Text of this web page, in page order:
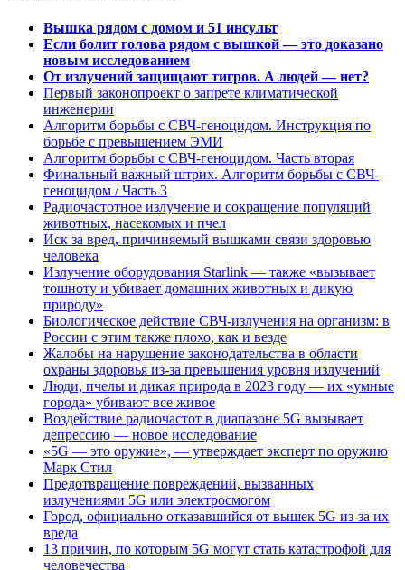
Вышка рядом с домом и 51 инсульт
Если болит голова рядом с вышкой — это доказано
новым исследованием
От излучений защищают тигров. А людей — нет?
Первый законопроект о запрете климатической
инженерии
Алгоритм борьбы с СВЧ-геноцидом. Инструкция по
борьбе с превышением ЭМИ
Алгоритм борьбы с СВЧ-геноцидом. Часть вторая
Финальный важный штрих. Алгоритм борьбы с СВЧ-
геноцидом / Часть 3
Радиочастотное излучение и сокращение популяций
животных, насекомых и пчел
Иск за вред, причиняемый вышками связи здоровью
человека
Излучение оборудования Starlink — также «вызывает
тошноту и убивает домашних животных и дикую
природу»
Биологическое действие СВЧ-излучения на организм: в
России с этим также плохо, как и везде
Жалобы на нарушение законодательства в области
охраны здоровья из-за превышения уровня излучений
Люди, пчелы и дикая природа в 2023 году — их «умные
города» убивают все живое
Воздействие радиочастот в диапазоне 5G вызывает
депрессию — новое исследование
«5G — это оружие», — утверждает эксперт по оружию
Марк Стил
Предотвращение повреждений, вызванных
излучениями 5G или электросмогом
Город, официально отказавшийся от вышек 5G из-за их
вреда
13 причин, по которым 5G могут стать катастрофой для
человечества